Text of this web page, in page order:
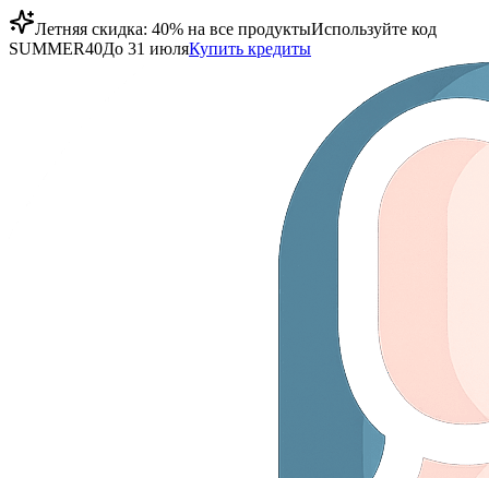
Летняя скидка: 40% на все продуктыИспользуйте код
SUMMER40До 31 июляКупить кредиты